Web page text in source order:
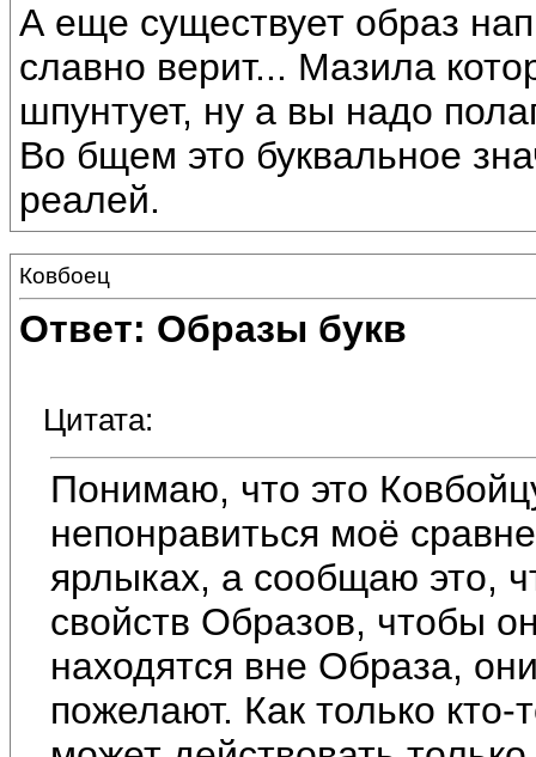
А еще существует образ
славно верит... Мазила
шпунтует, ну а вы надо
Во бщем это буквальное
реалей.
Ковбоец
Ответ: Образы букв
Цитата:
Понимаю, что это
непонравиться моё
ярлыках, а сообщаю это,
свойств Образов, чтобы
находятся вне Образа,
пожелают. Как только